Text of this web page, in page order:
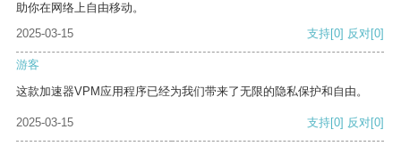
助你在网络上自由移动。
2025-03-15
支持[0] 反对[0]
游客
这款加速器VPM应用程序已经为我们带来了无限的隐私保护和自由。
2025-03-15 支持[0] 反对[0]